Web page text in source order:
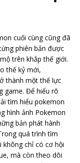
cuối cùng cũng đã
phiên bản được
trên khắp thế giới.
thế kỷ mới,
thành một thế lực
game. Để hiểu rõ
tìm hiểu pokemon
hình ảnh Pokemon
bản phát hành
quá trình tìm
chỉ có cơ hội
mà còn theo dõi